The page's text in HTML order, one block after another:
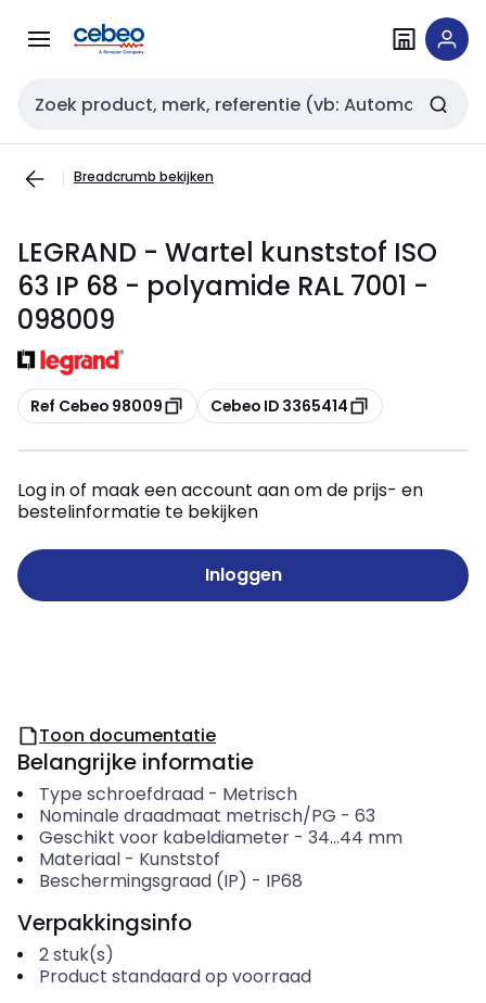
naar
naar
Zoekveld invoer
Breadcrumb bekijken
LEGRAND - Wartel kunststof ISO
63 IP 68 - polyamide RAL 7001 -
098009
Kopiëren
Ref Cebeo 98009 Kopiëren
Cebeo ID 3365414
Log in of maak een account aan om de prijs- en
bestelinformatie te bekijken
Inloggen
Toon documentatie
Belangrijke informatie
Type schroefdraad- Metrisch
Nominale draadmaat metrisch/PG - 63
Geschikt voor kabeldiameter- 34...44 mm
Materiaal- Kunststof
Beschermingsgraad (IP) - IP68
Verpakkingsinfo
2stuk(s)
Product standaard op voorraad